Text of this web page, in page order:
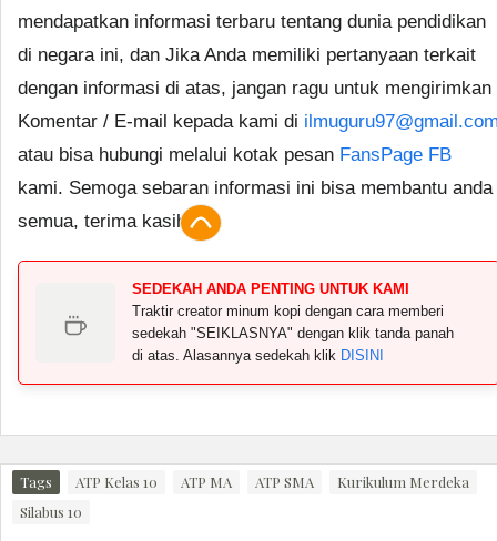
mendapatkan informasi terbaru tentang dunia pendidikan
di negara ini, dan Jika Anda memiliki pertanyaan terkait
dengan informasi di atas, jangan ragu untuk mengirimkan
Komentar / E-mail kepada kami di
atau bisa hubungi melalui kotak pesan FansPage FB
kami. Semoga sebaran informasi ini bisa membantu anda
semua, terima kasih.
SEDEKAH ANDA PENTING UNTUK KAMI
Traktir creator minum kopi dengan cara memberi
sedekah "SEIKLASNYA" dengan klik tanda panah
di atas. Alasannya sedekah klik DISINI
Tags ATP Kelas 10 ATP MA ATP SMA
Kurikulum Merdeka
Silabus 10